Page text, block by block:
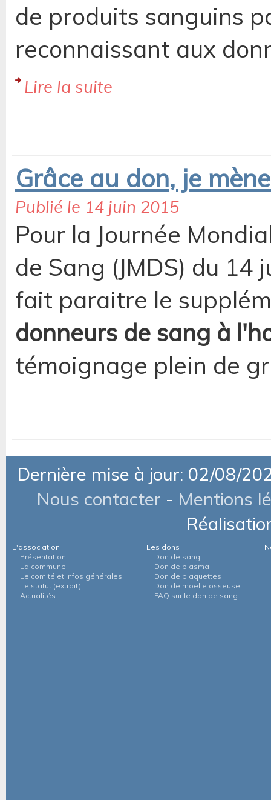
de produits sanguins
reconnaissant aux
Lire la suite
Grâce au don, je
Publié le 14 juin 2015
Pour la Journée
de Sang (JMDS) du 14
fait paraitre le
donneurs de sang à
témoignage plein de
Dernière mise à jour: 02/08/
Nous contacter - Mentions
L'association
Présentation
La commune
Le comité et infos générales
Le statut (extrait)
Actualités
Les dons
Don de sang
Don de plasma
Don de plaquettes
Don de moelle osseuse
FAQ sur le don de sang